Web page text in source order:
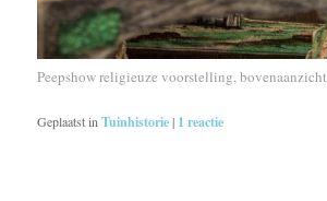
Peepshow religieuze voorstelling, bovenaanzicht
Geplaatst in Tuinhistorie| 1 reactie